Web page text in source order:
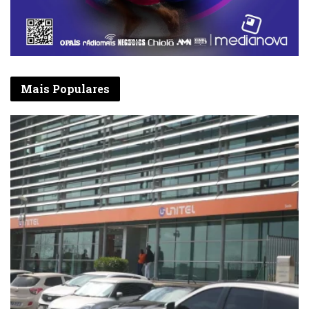
funcionem à bate- ria – justifica Quinjila
Hebo, citando, a título de exemplo, os de
Cafunfo e Luau.
A central fotovoltaica do Biópio dispõe de
tecnologia de ponta que tem obrigado a que,
volta-e-meia, a MCA submeta os seus
funcionários à accção de capacitação com
especialistas de origem de parte
considerável do equipamento em uso,
nomeadamente Estados Unidos da América,
Índia e Portugal, para citar apenas estes.
Dada a dimensão do projecto, a limpeza é
feita com recurso a robôs. Conta com
câmeras de vídeo-vigilâcia, para-raios
espalhados pelo parque todo.
Mais Populares